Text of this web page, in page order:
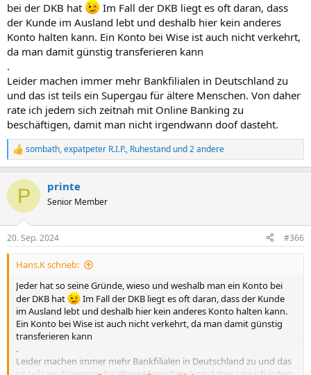
bei der DKB hat
Im Fall der DKB liegt es oft daran, dass
der Kunde im Ausland lebt und deshalb hier kein anderes
Konto halten kann. Ein Konto bei Wise ist auch nicht verkehrt,
da man damit günstig transferieren kann
.
Leider machen immer mehr Bankfilialen in Deutschland zu
und das ist teils ein Supergau für ältere Menschen. Von daher
rate ich jedem sich zeitnah mit Online Banking zu
beschäftigen, damit man nicht irgendwann doof dasteht.
R
e
k
i
e
n
sombath,expatpeter R.I.P., Ruhestand und 2 andere
P printe
Senior Member
20. Sep. 2024 #366
Hans.K schrieb:
Jeder hat so seine Gründe, wieso und weshalb man ein Konto bei
der DKB hat
Im Fall der DKB liegt es oft daran, dass der Kunde
im Ausland lebt und deshalb hier kein anderes Konto halten kann.
Ein Konto bei Wise ist auch nicht verkehrt, da man damit günstig
transferieren kann
.
Leider machen immer mehr Bankfilialen in Deutschland zu und das